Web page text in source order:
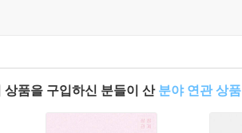
상품을 구입하신 분들이 산 분야 연관 상품